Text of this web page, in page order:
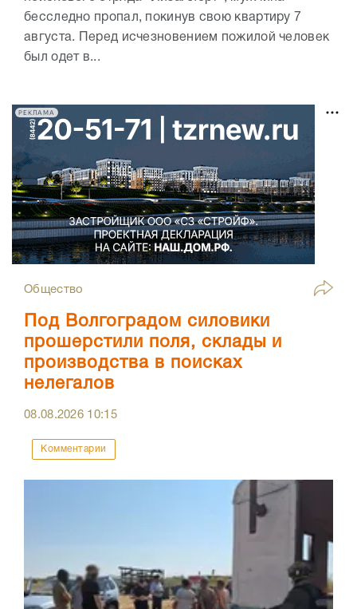
бесследно пропал, покинув свою квартиру 7
августа. Перед исчезновением пожилой человек
был одет в...
РЕКЛАМА
Общество
Под Волгоградом силовики
прошерстили поля, склады и
производства в поисках
нелегалов
08.08.2026 10:15
Комментарии